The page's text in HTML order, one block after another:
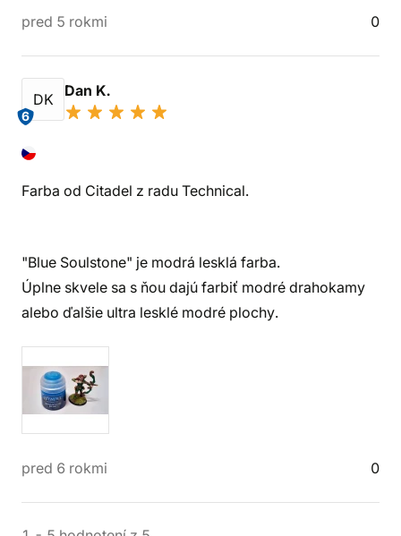
pred 5 rokmi 0
DK
6
Dan K.
Farba od Citadel z radu Technical.
"Blue Soulstone" je modrá lesklá farba.
Úplne skvele sa s ňou dajú farbiť modré drahokamy
alebo ďalšie ultra lesklé modré plochy.
pred 6 rokmi 0